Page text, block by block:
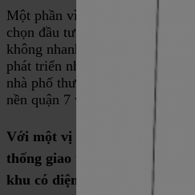
Một phần vì giá đất từng ngày
chọn đầu tư. Phần khác nữa là
không nhanh tay thì sẽ bị
phát triển nhanh chóng của xã
nhà phố thương mại tăng. Thì
nền quận 7 vẫn còn rất hot, rất
Với một vị trí đẹp, cùng với
thống giao thông, hạ tầng cơ
khu có diện mạo sáng lạn và